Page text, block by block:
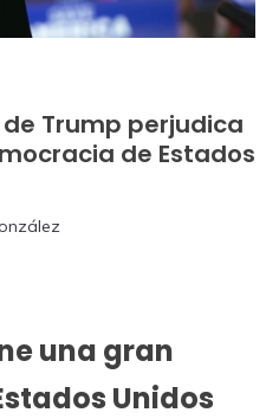
Trump perjudica
de Estados
una gran
Unidos